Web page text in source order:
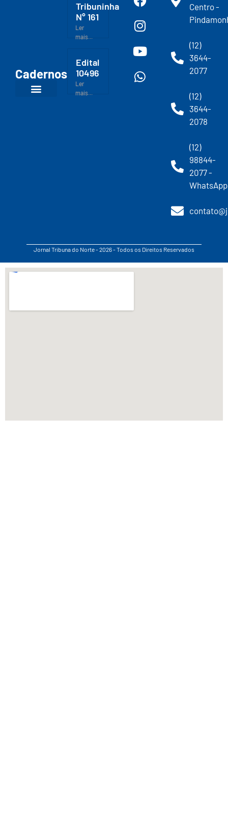
Cadernos
Tribuninha
N° 161
Ler
mais...
Edital
10496
Ler
mais...
Centro -
(12)
3644-
2077
(12)
3644-
2078
(12)
98844-
2077 -
WhatsApp
Jornal Tribuna do Norte - 2026 - Todos os Direitos Reservados